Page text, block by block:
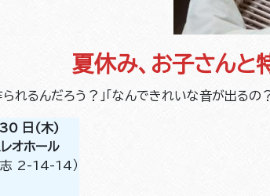
夏休み、お子さんと
られるんだろう？」「なんできれいな音が出る
日(木)
オホール
志 2-14-14）